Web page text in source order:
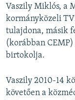
Vaszily Miklós, a
kormányközeli
tulajdona, másik
(korábban
birtokolja.
Vaszily 2010-14
követően a